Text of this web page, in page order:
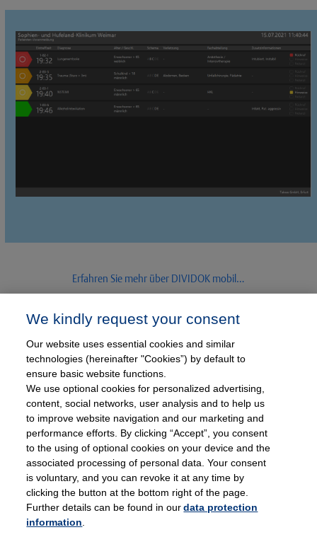
Erfahren Sie mehr über DIVIDOK mobil…
DIVIDOK Module
DIVIDOK mobil
DIVIDOK Server
DIVIDOK Express Reporting
DIVIDOK Geo Reporting
DIVIDOK Bedarfsplanung
DIVIDOK EVM
DIVIDOK Faktura
Thieme DokuFORM GmbH
Willy-Brandt-Allee 31a
23554 Lübeck
We kindly request your consent
Our website uses essential cookies and similar
technologies (hereinafter "Cookies”) by default to
ensure basic website functions.
We use optional cookies for personalized advertising,
content, social networks, user analysis and to help us
to improve website navigation and our marketing and
performance efforts. By clicking “Accept”, you consent
to the using of optional cookies on your device and the
associated processing of personal data. Your consent
is voluntary, and you can revoke it at any time by
clicking the button at the bottom right of the page.
Further details can be found in ourdata protection
information